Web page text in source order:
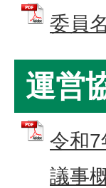
委員
運営
令和
議事